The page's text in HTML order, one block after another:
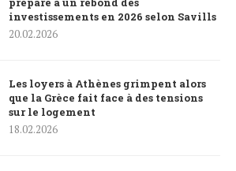
investissements en 2026 selon Savills
20.02.2026
Les loyers à Athènes grimpent alors
que la Grèce fait face à des tensions
sur le logement
18.02.2026